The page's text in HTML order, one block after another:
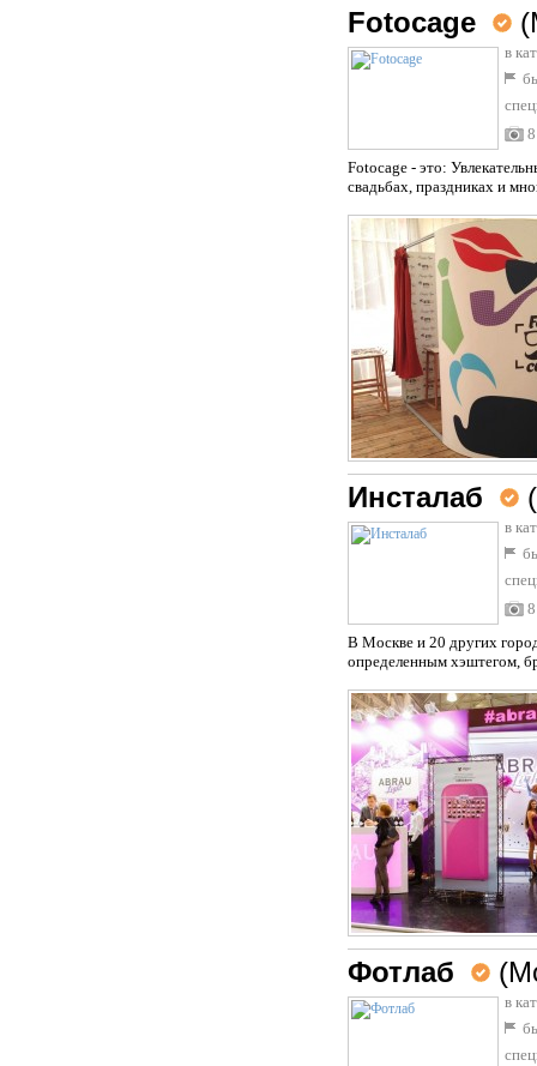
Fotocage
в
8
Fotocage - это:
свадьбах, праздниках и
Инсталаб
в
8
В Москве и 20 других
определенным хэштегом,
Фотлаб
в